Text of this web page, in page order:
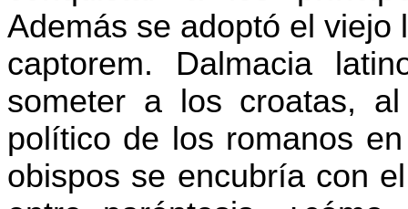
Además se adoptó el
captorem. Dalmacia
someter a los croatas,
político de los romanos
obispos se encubría con